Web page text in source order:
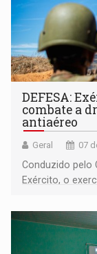
DEFESA:
combate a
antiaéreo
Geral 07
Conduzido pelo
Exército, o